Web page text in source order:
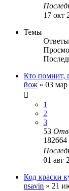
17 окт
Темы
Ответы
Кто помнит,
йож » 03
1
2
3
53
182664
01 авг
Код краски
nsavin » 21